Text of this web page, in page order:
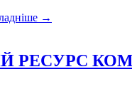
→
РЕСУРС